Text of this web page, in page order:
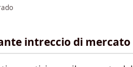
intreccio di mercato